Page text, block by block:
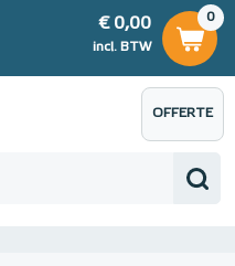
0
€ 0,00
incl. BTW
€ 0,00
OFFERTE
AANVRAGEN